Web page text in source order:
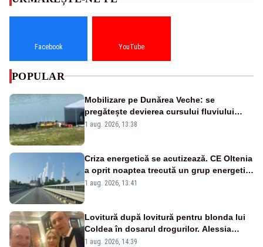
Facebook YouTube
POPULAR
Mobilizare pe Dunărea Veche: se
pregătește devierea cursului fluviului
către Cernavodă – VIDEO
1 aug. 2026, 13:38
Criza energetică se acutizează. CE Oltenia
a oprit noaptea trecută un grup energetic
de la Rovinari
1 aug. 2026, 13:41
Lovitură după lovitură pentru blonda lui
Coldea în dosarul drogurilor. Alessia
Păcuraru explică decizia magistraților
1 aug. 2026, 14:39